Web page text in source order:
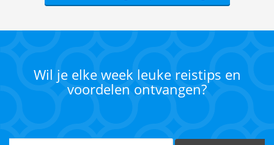
Wil je elke week leuke reistips en
voordelen ontvangen?